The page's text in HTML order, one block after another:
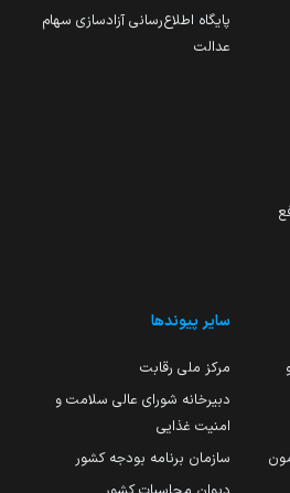
پایگاه اطلاع‌رسانی آزادسازی سهام
عدالت
سایر پیوندها
مرکز ملی رقابت
دبیرخانه شورای عالی سلامت و
امنیت غذایی
سازمان برنامه بودجه کشور